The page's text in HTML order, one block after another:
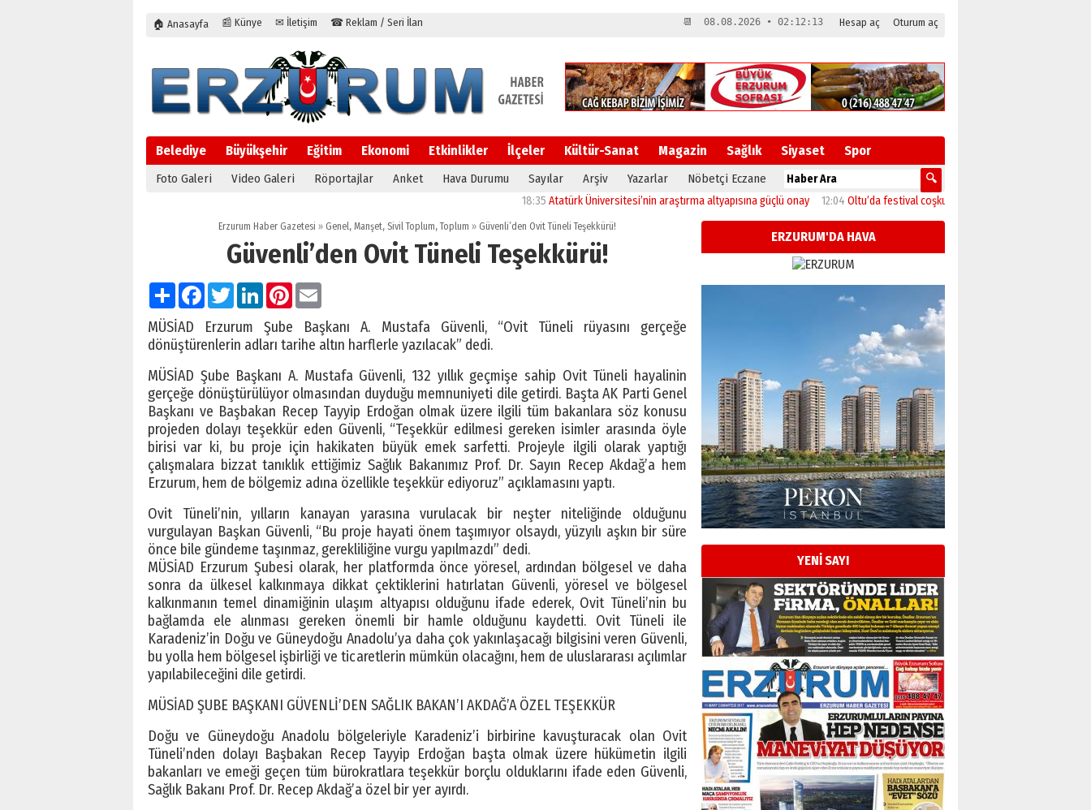
🏠 Anasayfa 📰 Künye ✉ İletişim ☎ Reklam / Seri İlan Hesap aç Oturum aç
📆 08.08.2026 • 02:12:14
Belediye Büyükşehir Eğitim Ekonomi Etkinlikler İlçeler Kültür-Sanat Magazin Sağlık Siyaset Spor
Foto Galeri Video Galeri Röportajlar Anket Hava Durumu Sayılar Arşiv Yazarlar Nöbetçi Eczane
Atatürk Üniversitesi’nin araştırma altyapısına güçlü onay 12:04 Oltu’da festival coşkusu konserle zirveye ulaştı
Erzurum Haber Gazetesi » Genel, Manşet, Sivil Toplum,Toplum » Güvenli’den Ovit Tüneli Teşekkürü!
Güvenli’den Ovit Tüneli Teşekkürü!
PaylaşFacebook
TwitterLinkedInPinterest
MÜSİAD Erzurum Şube Başkanı A. Mustafa Güvenli, “Ovit Tüneli rüyasını gerçeğe
dönüştürenlerin adları tarihe altın harflerle yazılacak” dedi.
MÜSİAD Şube Başkanı A. Mustafa Güvenli, 132 yıllık geçmişe sahip Ovit Tüneli hayalinin
gerçeğe dönüştürülüyor olmasından duyduğu memnuniyeti dile getirdi. Başta AK Parti Genel
Başkanı ve Başbakan Recep Tayyip Erdoğan olmak üzere ilgili tüm bakanlara söz konusu
projeden dolayı teşekkür eden Güvenli, “Teşekkür edilmesi gereken isimler arasında öyle
birisi var ki, bu proje için hakikaten büyük emek sarfetti. Projeyle ilgili olarak yaptığı
çalışmalara bizzat tanıklık ettiğimiz Sağlık Bakanımız Prof. Dr. Sayın Recep Akdağ’a hem
Erzurum, hem de bölgemiz adına özellikle teşekkür ediyoruz” açıklamasını yaptı.
Ovit Tüneli’nin, yılların kanayan yarasına vurulacak bir neşter niteliğinde olduğunu
vurgulayan Başkan Güvenli, “Bu proje hayati önem taşımıyor olsaydı, yüzyılı aşkın bir süre
önce bile gündeme taşınmaz, gerekliliğine vurgu yapılmazdı” dedi.
MÜSİAD Erzurum Şubesi olarak, her platformda önce yöresel, ardından bölgesel ve daha
sonra da ülkesel kalkınmaya dikkat çektiklerini hatırlatan Güvenli, yöresel ve bölgesel
kalkınmanın temel dinamiğinin ulaşım altyapısı olduğunu ifade ederek, Ovit Tüneli’nin bu
bağlamda ele alınması gereken önemli bir hamle olduğunu kaydetti. Ovit Tüneli ile
Karadeniz’in Doğu ve Güneydoğu Anadolu’ya daha çok yakınlaşacağı bilgisini veren Güvenli,
bu yolla hem bölgesel işbirliği ve ticaretlerin mümkün olacağını, hem de uluslararası açılımlar
yapılabileceğini dile getirdi.
MÜSİAD ŞUBE BAŞKANI GÜVENLİ’DEN SAĞLIK BAKAN’I AKDAĞ’A ÖZEL TEŞEKKÜR
Doğu ve Güneydoğu Anadolu bölgeleriyle Karadeniz’i birbirine kavuşturacak olan Ovit
Tüneli’nden dolayı Başbakan Recep Tayyip Erdoğan başta olmak üzere hükümetin ilgili
bakanları ve emeği geçen tüm bürokratlara teşekkür borçlu olduklarını ifade eden Güvenli,
Sağlık Bakanı Prof. Dr. Recep Akdağ’a özel bir yer ayırdı.
ERZURUM'DA HAVA
YENİ SAYI
Esat BİNDESEN
Başkan Sekmen’den Erzurum’a
bir vizyon proje daha!
02 Ağustos 2026 Pazar
Kadir SABUNCUOĞLU
Erzurumspor’un köşe taşları
29 Haziran 2026 Pazartesi
Kenan GÜLERCİ
Murat Şahsuvaroğlu ERKON’da
çıtayı yukarı taşırken,
yönetimdekiler aşağı
çekmemeli!
17 Şubat 2026 SalıOrhan BOZKURT
Bir fotoğraf, bir şehir, bir
gazeteci… Dizginler kimin
elinde?
31 Mart 2026 Salı
A. Berhan Yılmaz
BİR BÖLÜM DEĞİL, BİR ÖMÜR
SEÇİYORSUNUZ… “NEDEN
ATATÜRK ÜNİVERSİTESİ?”
28 Temmuz 2026 Salı
Ahmet Gökhan YAZICI